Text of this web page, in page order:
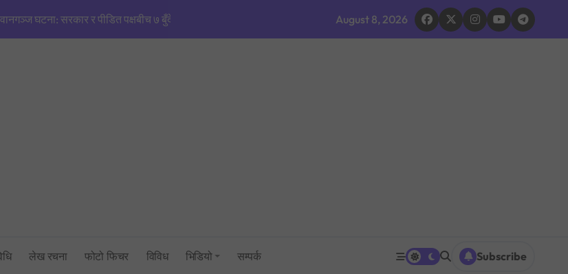
घटना: सरकार र पीडित पक्षबीच ७ बुँदे सहमति, मृतकलाई सहिद घोषणा र परिवारलाई राहत दिइने
साहविरुद्ध फेसबुकमा आक्रामक पोष्ट गर्ने अन्सारी पक्राउ
August 8, 2026
लेख रचना फोटो फिचर विविध भिडियो सम्पर्क Subscribe